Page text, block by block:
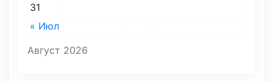
Август 2026
« Июл
31